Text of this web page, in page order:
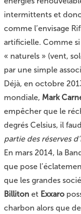
intermittents et
comme l’envisage
artificielle. Comme
« naturels » (vent,
par une simple
Déjà, en octobre
mondiale, Mark
empêcher que le
degrés Celsius, il
partie des réserves
En mars 2014, la
que pose
que les grandes
Billiton et Exxaro
charbon alors que